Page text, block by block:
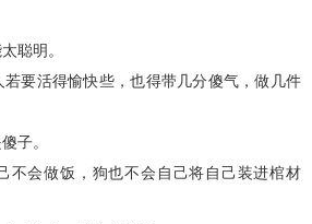
聪明。
活得愉快些，也得带几分傻气，做几件
子。
会做饭，狗也不会自己将自己装进棺材